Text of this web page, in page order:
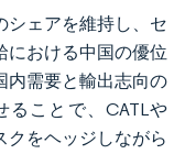
シェアを維持し、セ
における中国の優位
内需要と輸出志向の
ることで、CATLや
クをヘッジしながら